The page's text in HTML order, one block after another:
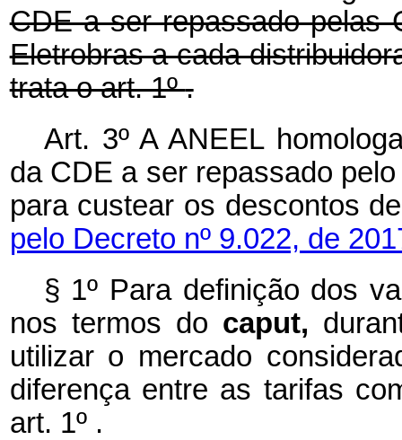
CDE a ser repassado pelas
Eletrobras a cada
trata o art. 1º.
Art. 3º A ANEEL
da CDE a ser repassado
para custear os descontos
pelo Decreto nº 9.022, de
§ 1º Para definição dos
nos termos do caput,
utilizar o mercado
diferença entre as tarifas
art. 1º .